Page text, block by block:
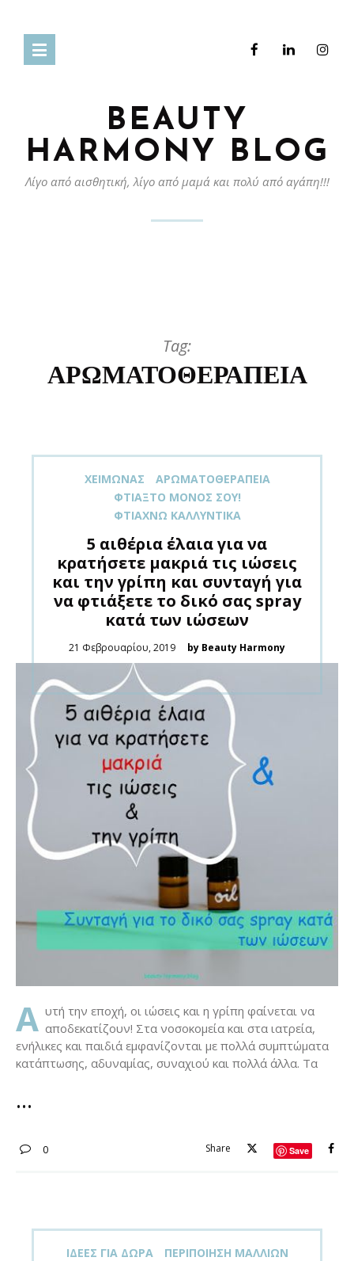
BEAUTY
HARMONY BLOG
Λίγο από αισθητική, λίγο από μαμά και πολύ από αγάπη!!!
Tag:
ΑΡΩΜΑΤΟΘΕΡΑΠΕΊΑ
XΕΙΜΏΝΑΣ
ΑΡΩΜΑΤΟΘΕΡΑΠΕΊΑ
ΦΤΙΆΞΤΟ ΜΌΝΟΣ ΣΟΥ!
ΦΤΙΆΧΝΩ ΚΑΛΛΥΝΤΙΚΆ
5 αιθέρια έλαια για να
κρατήσετε μακριά τις ιώσεις
και την γρίπη και συνταγή για
να φτιάξετε το δικό σας spray
κατά των ιώσεων
Posted
21 Φεβρουαρίου, 2019 by Beauty Harmony
Α υτή την εποχή, οι ιώσεις και η γρίπη φαίνεται να
αποδεκατίζουν! Στα νοσοκομεία και στα ιατρεία,
ενήλικες και παιδιά εμφανίζονται με πολλά συμπτώματα
κατάπτωσης, αδυναμίας, συναχιού και πολλά άλλα. Τα
0 Share Save
ΙΔΈΕΣ ΓΙΑ ΔΏΡΑ
ΠΕΡΙΠΟΊΗΣΗ ΜΑΛΛΙΏΝ